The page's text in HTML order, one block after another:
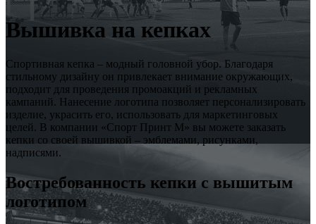
Вышивка на кепках
Спортивная кепка – модный головной убор. Благодаря
стильному дизайну он привлекает внимание окружающих,
подходит для проведения промоакций и рекламных
кампаний. Нанесение логотипа позволяет персонализировать
изделие, украсить его, использовать для маркетинговых
целей. В компании «Спорт Принт М» вы можете заказать
кепки со своей вышивкой – эмблемами, рисунками,
надписями.
Востребованность кепки с вышитым
логотипом